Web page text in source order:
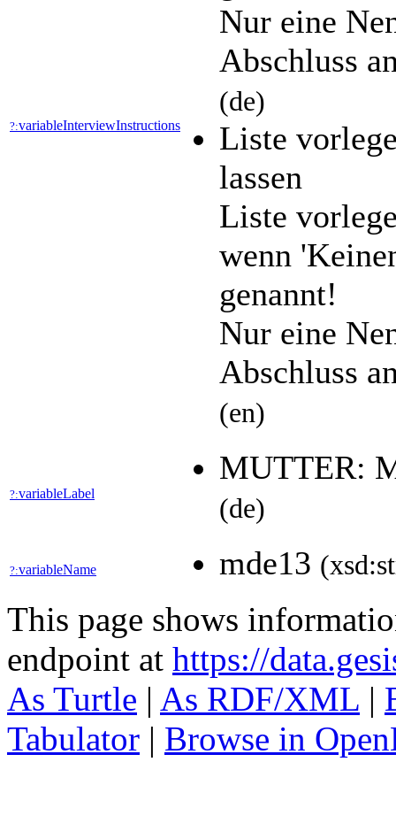
?:variableInterviewInstructions
Nur eine
Abschluss
(de)
Liste
lassen
Liste
wenn
genannt!
Nur eine
Abschluss
(en)
?:variableLabel
MUTTER:
(de)
?:variableName mde13
This page shows
endpoint at https://
As Turtle | As RDF/XML |
Tabulator | Browse in